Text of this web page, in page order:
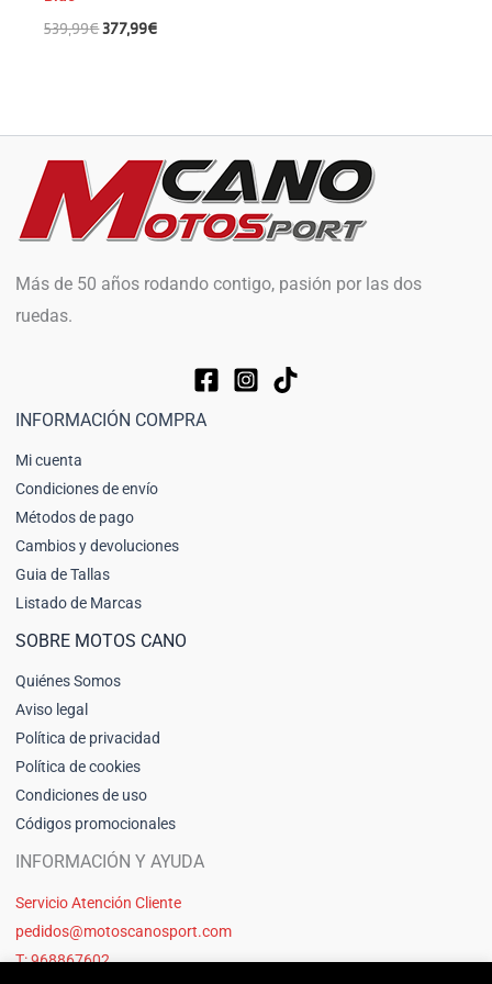
539,99€377,99€
Más de 50 años rodando contigo, pasión por las dos
ruedas.
INFORMACIÓN COMPRA
Mi cuenta
Condiciones de envío
Métodos de pago
Cambios y devoluciones
Guia de Tallas
Listado de Marcas
SOBRE MOTOS CANO
Quiénes Somos
Aviso legal
Política de privacidad
Política de cookies
Condiciones de uso
Códigos promocionales
INFORMACIÓN Y AYUDA
Servicio Atención Cliente
pedidos@motoscanosport.com
T: 968867602